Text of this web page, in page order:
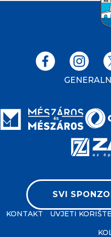
SVI
KONTAKT UVJETI